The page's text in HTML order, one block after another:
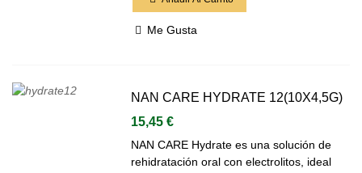
Me Gusta
NAN CARE HYDRATE 12(10X4,5G)
15,45 €
NAN CARE Hydrate es una solución de
rehidratación oral con electrolitos, ideal